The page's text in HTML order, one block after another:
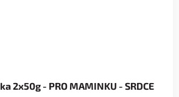
2x50g - PRO MAMINKU - SRDCE